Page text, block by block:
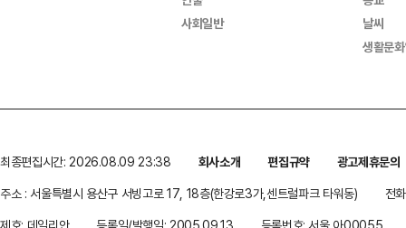
사회일반
날씨
생활문
최종편집시간: 2026.08.09 23:38 회사소개 편집규약
광고제휴문의
주소 : 서울특별시 용산구 서빙고로 17, 18층(한강로3가,센트럴파크 타워동)
전